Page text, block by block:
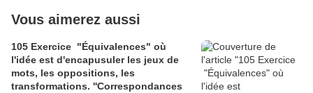
Vous aimerez aussi
105 Exercice "Équivalences" où
l'idée est d'encapusuler les jeux de
mots, les oppositions, les
transformations. ''Correspondances